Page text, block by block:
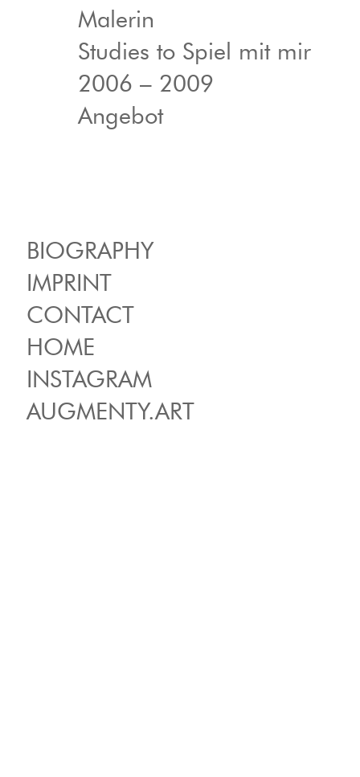
Malerin
Studies to Spiel mit mir
2006 – 2009
Angebot
BIOGRAPHY
IMPRINT
CONTACT
HOME
INSTAGRAM
AUGMENTY.ART